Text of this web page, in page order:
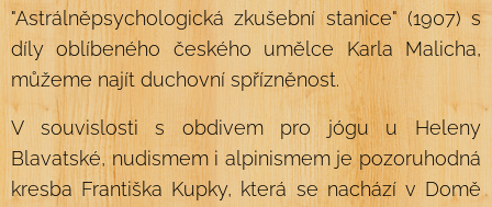
"Astrálněpsychologická zkušební stanice" (1907) s
díly oblíbeného českého umělce Karla Malicha,
můžeme najít duchovní spřízněnost.
V souvislosti s obdivem pro jógu u Heleny
Blavatské, nudismem i alpinismem je pozoruhodná
kresba Františka Kupky, která se nachází v Domě